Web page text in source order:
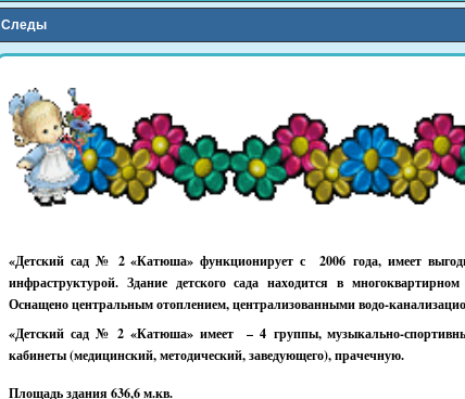
Следы
«Детский сад № 2 «Катюша» функционирует с 2006 года, имеет
инфраструктурой. Здание детского сада находится в
Оснащено центральным отоплением, централизованными водо-
«Детский сад № 2 «Катюша» имеет – 4 группы, музыкально-
кабинеты (медицинский, методический, заведующего), прачечную.
Площадь здания 636,6 м.кв.